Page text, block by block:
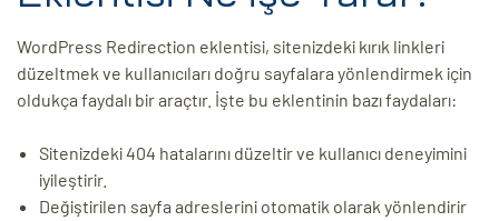
WordPress Redirection eklentisi, sitenizdeki kırık linkleri
düzeltmek ve kullanıcıları doğru sayfalara yönlendirmek için
oldukça faydalı bir araçtır. İşte bu eklentinin bazı faydaları:
Sitenizdeki 404 hatalarını düzeltir ve kullanıcı deneyimini
iyileştirir.
Değiştirilen sayfa adreslerini otomatik olarak yönlendirir